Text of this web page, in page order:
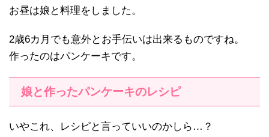
お昼は娘と料理をしました。
2歳6カ月でも意外とお手伝いは出来るものですね。
作ったのはパンケーキです。
娘と作ったパンケーキのレシピ
いやこれ、レシピと言っていいのかしら…？